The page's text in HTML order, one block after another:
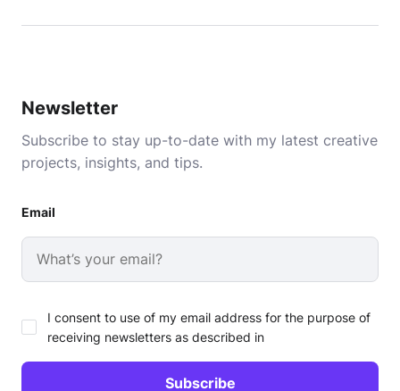
Newsletter
Subscribe to stay up-to-date with my latest creative
projects, insights, and tips.
Email
I consent to use of my email address for the purpose of
receiving newsletters as described in